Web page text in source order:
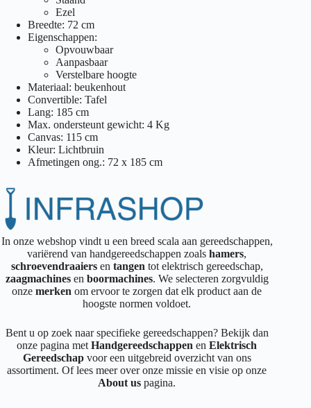
Ezel
Breedte: 72 cm
Eigenschappen:
Opvouwbaar
Aanpasbaar
Verstelbare hoogte
Materiaal: beukenhout
Convertible: Tafel
Lang: 185 cm
Max. ondersteunt gewicht: 4 Kg
Canvas: 115 cm
Kleur: Lichtbruin
Afmetingen ong.: 72 x 185 cm
In onze webshop vindt u een breed scala aan gereedschappen,
variërend van handgereedschappen zoalshamers,
schroevendraaiersen tangen tot elektrisch gereedschap,
zaagmachines en boormachines. We selecteren zorgvuldig
onzemerkenom ervoor te zorgen dat elk product aan de
hoogste normen voldoet.
Bent u op zoek naar specifieke gereedschappen? Bekijk dan
onze pagina metHandgereedschappen enElektrisch
Gereedschapvoor een uitgebreid overzicht van ons
assortiment. Of lees meer over onze missie en visie op onze
About us pagina.